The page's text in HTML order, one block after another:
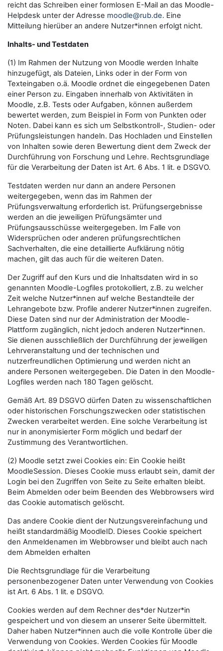
reicht das Schreiben einer formlosen E-Mail an das Moodle-
Helpdesk unter der Adresse moodle@rub.de. Eine
Mitteilung hierüber an andere Nutzer*innen erfolgt nicht.
Inhalts- und Testdaten
(1) Im Rahmen der Nutzung von Moodle werden Inhalte
hinzugefügt, als Dateien, Links oder in der Form von
Texteingaben o.ä. Moodle ordnet die eingegebenen Daten
einer Person zu. Eingaben innerhalb von Aktivitäten in
Moodle, z.B. Tests oder Aufgaben, können außerdem
bewertet werden, zum Beispiel in Form von Punkten oder
Noten. Dabei kann es sich um Selbstkontroll-, Studien- oder
Prüfungsleistungen handeln. Das Hochladen und Einstellen
von Inhalten sowie deren Bewertung dient dem Zweck der
Durchführung von Forschung und Lehre. Rechtsgrundlage
für die Verarbeitung der Daten ist Art. 6 Abs. 1 lit. e DSGVO.
Testdaten werden nur dann an andere Personen
weitergegeben, wenn das im Rahmen der
Prüfungsverwaltung erforderlich ist. Prüfungsergebnisse
werden an die jeweiligen Prüfungsämter und
Prüfungsausschüsse weitergegeben. Im Falle von
Widersprüchen oder anderen prüfungsrechtlichen
Sachverhalten, die eine detaillierte Aufklärung nötig
machen, gilt das auch für die weiteren Daten.
Der Zugriff auf den Kurs und die Inhaltsdaten wird in so
genannten Moodle-Logfiles protokolliert, z.B. zu welcher
Zeit welche Nutzer*innen auf welche Bestandteile der
Lehrangebote bzw. Profile anderer Nutzer*innen zugreifen.
Diese Daten sind nur der Administration der Moodle-
Plattform zugänglich, nicht jedoch anderen Nutzer*innen.
Sie dienen ausschließlich der Durchführung der jeweiligen
Lehrveranstaltung und der technischen und
nutzerfreundlichen Optimierung und werden nicht an
andere Personen weitergegeben. Die Daten in den Moodle-
Logfiles werden nach 180 Tagen gelöscht.
Gemäß Art. 89 DSGVO dürfen Daten zu wissenschaftlichen
oder historischen Forschungszwecken oder statistischen
Zwecken verarbeitet werden. Eine solche Verarbeitung ist
nur in anonymisierter Form möglich und bedarf der
Zustimmung des Verantwortlichen.
(2) Moodle setzt zwei Cookies ein: Ein Cookie heißt
MoodleSession. Dieses Cookie muss erlaubt sein, damit der
Login bei den Zugriffen von Seite zu Seite erhalten bleibt.
Beim Abmelden oder beim Beenden des Webbrowsers wird
das Cookie automatisch gelöscht.
Das andere Cookie dient der Nutzungsvereinfachung und
heißt standardmäßig MoodleID. Dieses Cookie speichert
den Anmeldenamen im Webbrowser und bleibt auch nach
dem Abmelden erhalten
Die Rechtsgrundlage für die Verarbeitung
personenbezogener Daten unter Verwendung von Cookies
ist Art. 6 Abs. 1 lit. e DSGVO.
Cookies werden auf dem Rechner des*der Nutzer*in
gespeichert und von diesem an unserer Seite übermittelt.
Daher haben Nutzer*innen auch die volle Kontrolle über die
Verwendung von Cookies. Werden Cookies für Moodle